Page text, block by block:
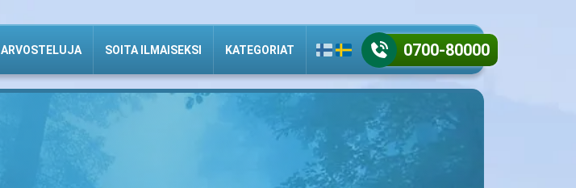
ARVOSTELUJA SOITA ILMAISEKSI KATEGORIAT 0700-80000